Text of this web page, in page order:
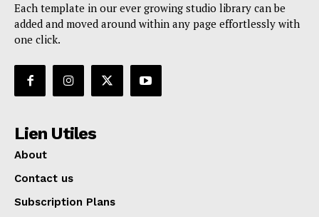
Each template in our ever growing studio library can be
added and moved around within any page effortlessly with
one click.
Lien Utiles
About
Contact us
Subscription Plans